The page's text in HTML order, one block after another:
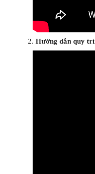
Hướng dẫn quy